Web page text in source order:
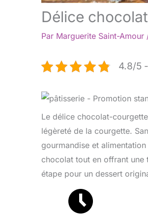
Délice
Par Marguerite Saint-Amour
4.8/5
Le délice chocolat-
légèreté de la courgette.
gourmandise et
chocolat tout en offrant une
étape pour un dessert